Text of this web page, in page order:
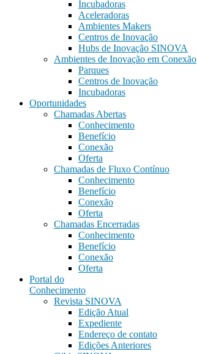
Incubadoras
Aceleradoras
Ambientes Makers
Centros de Inovação
Hubs de Inovação SINOVA
Ambientes de Inovação em Conexão
Parques
Centros de Inovação
Incubadoras
Oportunidades
Chamadas Abertas
Conhecimento
Benefício
Conexão
Oferta
Chamadas de Fluxo Contínuo
Conhecimento
Benefício
Conexão
Oferta
Chamadas Encerradas
Conhecimento
Benefício
Conexão
Oferta
Portal do
Conhecimento
Revista SINOVA
Edição Atual
Expediente
Endereço de contato
Edições Anteriores